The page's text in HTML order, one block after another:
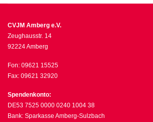
CVJM Amberg e.V.
Zeughausstr. 14
92224 Amberg
Fon: 09621 15525
Fax: 09621 32920
Spendenkonto:
DE53 7525 0000 0240 1004 38
Bank: Sparkasse Amberg-Sulzbach